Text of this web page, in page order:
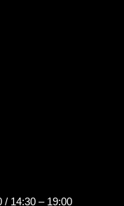
/ 14:30 – 19:00